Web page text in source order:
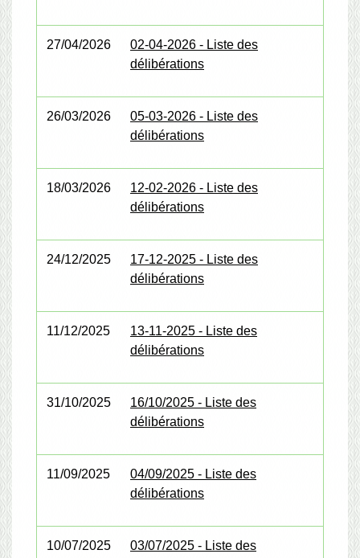
27/04/2026
02-04-2026 - Liste des
délibérations
26/03/2026
05-03-2026 - Liste des
délibérations
18/03/2026
12-02-2026 - Liste des
délibérations
24/12/2025
17-12-2025 - Liste des
délibérations
11/12/2025
13-11-2025 - Liste des
délibérations
31/10/2025
16/10/2025 - Liste des
délibérations
11/09/2025
04/09/2025 - Liste des
délibérations
10/07/2025
03/07/2025 - Liste des